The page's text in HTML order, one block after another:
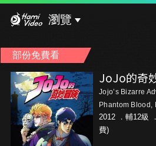
瀏覽
部份免費看
JoJo的奇
Jojo’s Bizarre
Phantom Blood,
2012 ． 輔12級
費)